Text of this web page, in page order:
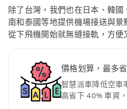
除了台灣，我們也在日本、韓
南和泰國等地提供機場接送與
從下飛機開始就無縫接軌，方便
價格划算，最多
智慧派車降低空車
高省下 40% 車資